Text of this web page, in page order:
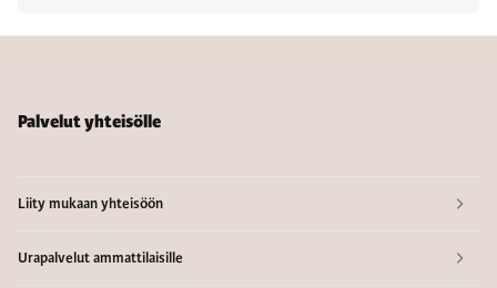
Palvelut yhteisölle
Liity mukaan yhteisöön
Urapalvelut ammattilaisille